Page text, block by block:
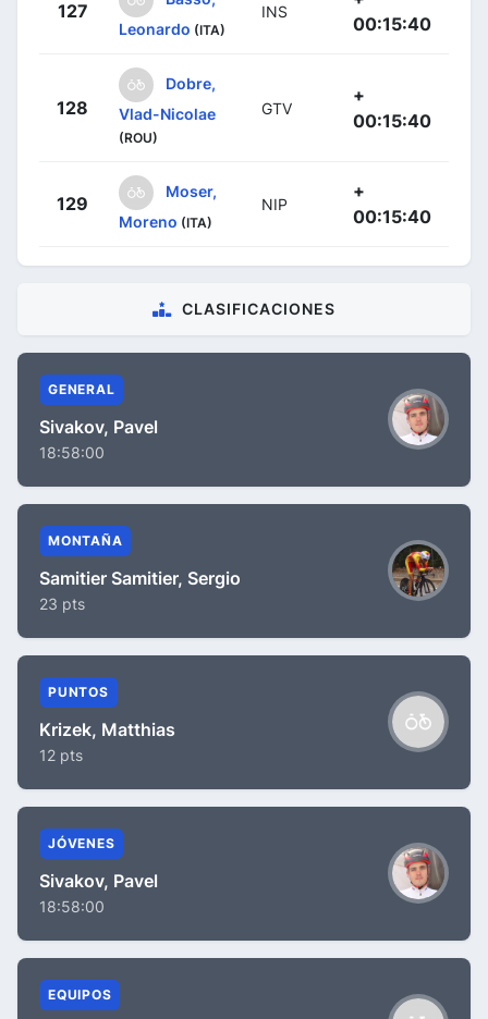
127
Leonardo (ITA)
INS
00:15:40
128
Dobre,
Vlad-Nicolae
(ROU)
GTV
+
00:15:40
129
Moser,
Moreno (ITA)
NIP
+
00:15:40
CLASIFICACIONES
GENERAL
Sivakov, Pavel
18:58:00
MONTAÑA
Samitier Samitier, Sergio
23 pts
PUNTOS
Krizek, Matthias
12 pts
JÓVENES
Sivakov, Pavel
18:58:00
EQUIPOS